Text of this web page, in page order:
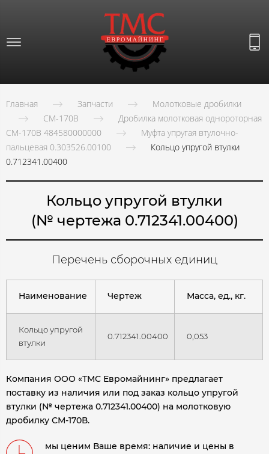
Главная Запчасти
Молотковые дробилки
СМ-170В
Дробилка молотковая однороторная
СМ-170В 484580000000
Муфта упругая втулочно-
пальцевая 0.303526.00100
Кольцо упругой втулки
0.712341.00400
Кольцо упругой втулки
(№ чертежа 0.712341.00400)
Перечень сборочных единиц
Наименование Чертеж Масса, ед., кг.
Кольцо упругой
втулки
0.712341.00400 0,053
Компания ООО «ТМС Евромайнинг» предлагает
поставку из наличия или под заказ кольцо упругой
втулки (№ чертежа 0.712341.00400) на молотковую
дробилку СМ-170В.
мы ценим Ваше время: наличие и цены в